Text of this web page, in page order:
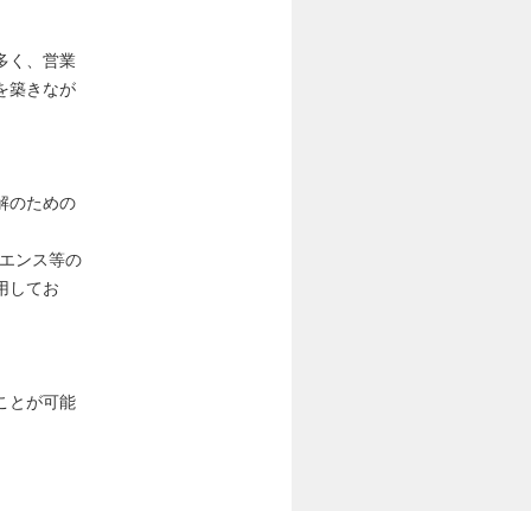
く、営業
築きなが
のための
ンス等の
してお
とが可能